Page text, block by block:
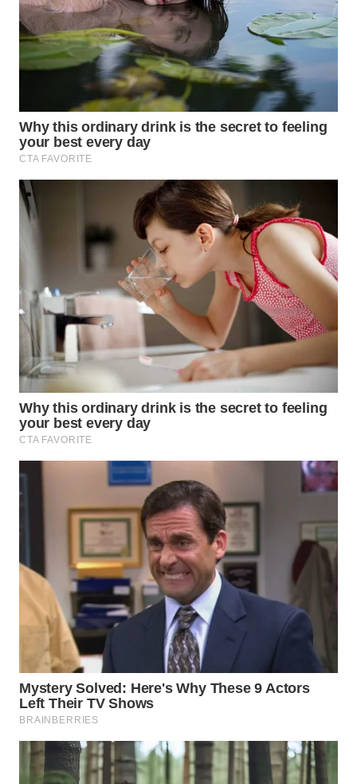
NEWS
WAHANA
TANI
WAHANA
ADVOKAT
WAHANA
LISTRIK
WAHANA
TRAVEL
WAHANA
TV
WAHANANEWS
WAHANANEWS
WAHANANEWS
NET
WAHANA
SPORT
WAHANA
UMKM
WAHANA
SELEB